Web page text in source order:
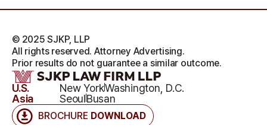
BROCHURE DOWNLOAD
U.S. New YorkWashington, D.C.
Asia
SeoulBusan
© 2025 SJKP, LLP
All rights reserved. Attorney Advertising.
Prior results do not guarantee a similar outcome.